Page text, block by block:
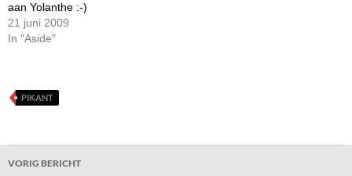
aan Yolanthe :-)
21 juni 2009
In "Aside"
PIKANT
Bericht
VORIG BERICHT